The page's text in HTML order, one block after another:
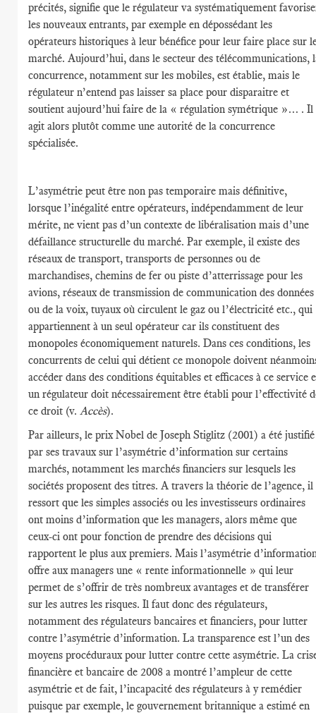
précités, signifie que le régulateur va systématiquement
les nouveaux entrants, par exemple en dépossédant les
opérateurs historiques à leur bénéfice pour leur faire place sur
marché. Aujourd’hui, dans le secteur des télécommunications,
concurrence, notamment sur les mobiles, est établie, mais le
régulateur n’entend pas laisser sa place pour disparaitre et
soutient aujourd’hui faire de la « régulation symétrique »… . Il
agit alors plutôt comme une autorité de la concurrence
spécialisée.
L’asymétrie peut être non pas temporaire mais définitive,
lorsque l’inégalité entre opérateurs, indépendamment de leur
mérite, ne vient pas d’un contexte de libéralisation mais d’une
défaillance structurelle du marché. Par exemple, il existe des
réseaux de transport, transports de personnes ou de
marchandises, chemins de fer ou piste d’atterrissage pour les
avions, réseaux de transmission de communication des données
ou de la voix, tuyaux où circulent le gaz ou l’électricité etc., qui
appartiennent à un seul opérateur car ils constituent des
monopoles économiquement naturels. Dans ces conditions, les
concurrents de celui qui détient ce monopole doivent
accéder dans des conditions équitables et efficaces à ce service
un régulateur doit nécessairement être établi pour l’effectivité
ce droit (v. Accès).
Par ailleurs, le prix Nobel de Joseph Stiglitz (2001) a été justifié
par ses travaux sur l’asymétrie d’information sur certains
marchés, notamment les marchés financiers sur lesquels les
sociétés proposent des titres. A travers la théorie de l’agence, il
ressort que les simples associés ou les investisseurs ordinaires
ont moins d’information que les managers, alors même que
ceux-ci ont pour fonction de prendre des décisions qui
rapportent le plus aux premiers. Mais l’asymétrie
offre aux managers une « rente informationnelle » qui leur
permet de s’offrir de très nombreux avantages et de transférer
sur les autres les risques. Il faut donc des régulateurs,
notamment des régulateurs bancaires et financiers, pour lutter
contre l’asymétrie d’information. La transparence est l’un des
moyens procéduraux pour lutter contre cette asymétrie. La
financière et bancaire de 2008 a montré l’ampleur de cette
asymétrie et de fait, l’incapacité des régulateurs à y remédier
puisque par exemple, le gouvernement britannique a estimé en